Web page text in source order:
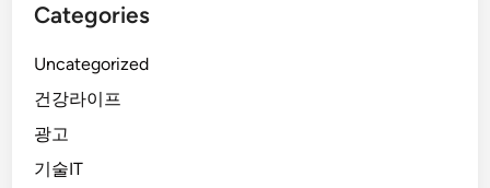
Categories
Uncategorized
건강라이프
광고
기술IT